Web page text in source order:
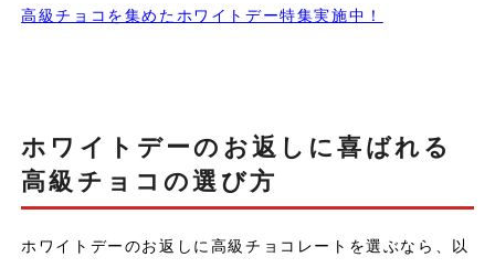
高級チョコを集めたホワイトデー特集実施中！
ホワイトデーのお返しに喜ばれる
高級チョコの選び方
ホワイトデーのお返しに高級チョコレートを選ぶなら、以